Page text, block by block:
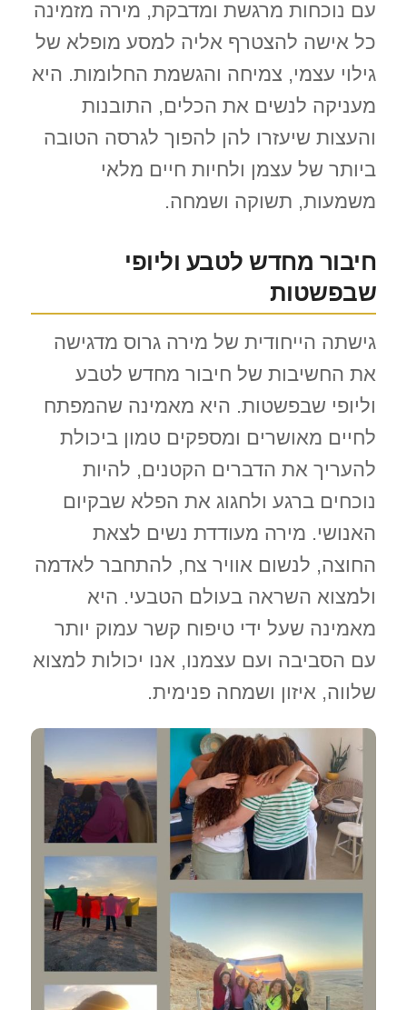
עם נוכחות מרגשת ומדבקת, מירה מזמינה
כל אישה להצטרף אליה למסע מופלא של
גילוי עצמי, צמיחה והגשמת החלומות. היא
מעניקה לנשים את הכלים, התובנות
והעצות שיעזרו להן להפוך לגרסה הטובה
ביותר של עצמן ולחיות חיים מלאי
משמעות, תשוקה ושמחה.
חיבור מחדש לטבע וליופי
שבפשטות
גישתה הייחודית של מירה גרוס מדגישה
את החשיבות של חיבור מחדש לטבע
וליופי שבפשטות. היא מאמינה שהמפתח
לחיים מאושרים ומספקים טמון ביכולת
להעריך את הדברים הקטנים, להיות
נוכחים ברגע ולחגוג את הפלא שבקיום
האנושי. מירה מעודדת נשים לצאת
החוצה, לנשום אוויר צח, להתחבר לאדמה
ולמצוא השראה בעולם הטבעי. היא
מאמינה שעל ידי טיפוח קשר עמוק יותר
עם הסביבה ועם עצמנו, אנו יכולות למצוא
שלווה, איזון ושמחה פנימית.